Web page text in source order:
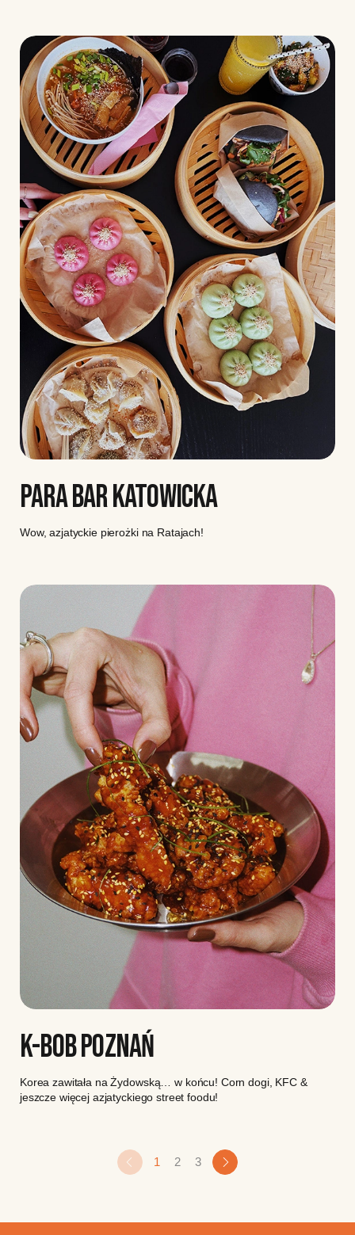
PARA BAR KATOWICKA
Wow, azjatyckie pierożki na Ratajach!
K-BOB POZNAŃ
Korea zawitała na Żydowską… w końcu! Corn dogi, KFC &
jeszcze więcej azjatyckiego street foodu!
1 2 3